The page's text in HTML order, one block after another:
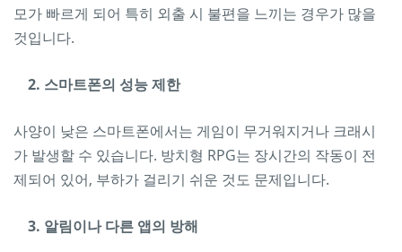
모가 빠르게 되어 특히 외출 시 불편을 느끼는 경우가 많을
것입니다.
2. 스마트폰의 성능 제한
사양이 낮은 스마트폰에서는 게임이 무거워지거나 크래시
가 발생할 수 있습니다. 방치형 RPG는 장시간의 작동이 전
제되어 있어, 부하가 걸리기 쉬운 것도 문제입니다.
3. 알림이나 다른 앱의 방해